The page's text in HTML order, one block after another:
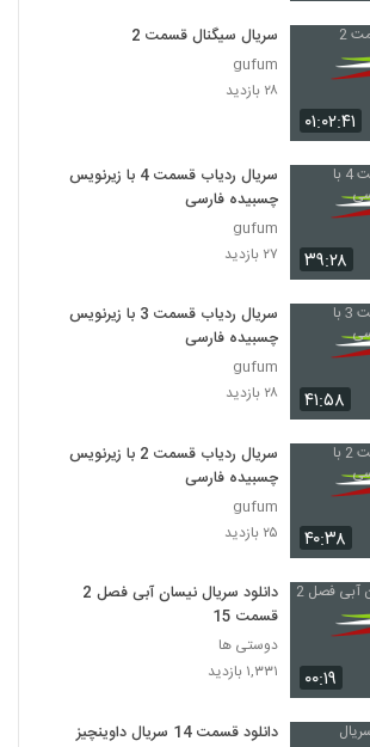
۰۱:۰۲:۴۱
سریال سیگنال قسمت 2
gufum
۲۸ بازدید
۳۹:۲۸
سریال ردیاب قسمت 4 با زیرنویس
چسبیده فارسی
gufum
۲۷ بازدید
۴۱:۵۸
سریال ردیاب قسمت 3 با زیرنویس
چسبیده فارسی
gufum
۲۸ بازدید
۴۰:۳۸
سریال ردیاب قسمت 2 با زیرنویس
چسبیده فارسی
gufum
۲۵ بازدید
۰۰:۱۹
دانلود سریال نیسان آبی فصل 2
قسمت 15
دوستی ها
۱,۳۳۱ بازدید
دانلود قسمت 14 سریال داوینچیز